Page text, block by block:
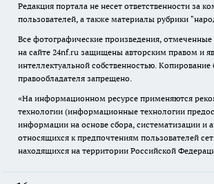
Редакция портала не несет ответственности за
пользователей, а также материалы рубрики
Все фотографические произведения,
на сайте 24nf.ru защищены авторским правом и
интеллектуальной собственностью. Копирование
правообладателя запрещено.
«На информационном ресурсе применяются
технологии (информационные технологии
информации на основе сбора, систематизации и
относящихся к предпочтениям пользователей
находящихся на территории Российской